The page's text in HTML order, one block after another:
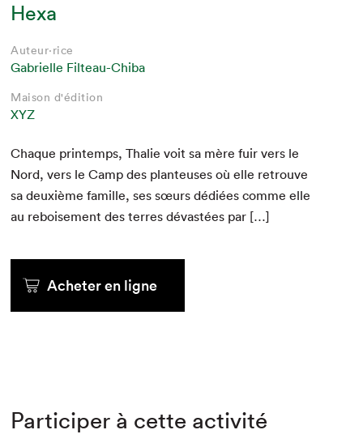
Hexa
Auteur·rice
Gabrielle Filteau-Chiba
Maison d'édition
XYZ
Chaque print­emps, Thalie voit sa mère fuir vers le
Nord, vers le Camp des planteuses où elle retrou­ve
sa deux­ième famille, ses sœurs dédiées comme elle
au reboise­ment des ter­res dévastées par […]
Acheter en ligne
Participer à cette activité